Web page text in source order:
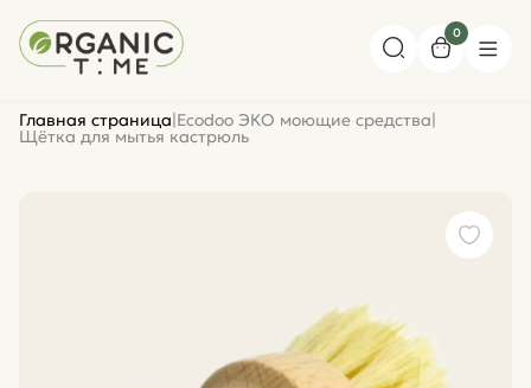
0
Главная страница|Ecodoo ЭКО моющие средства|
Щётка для мытья кастрюль